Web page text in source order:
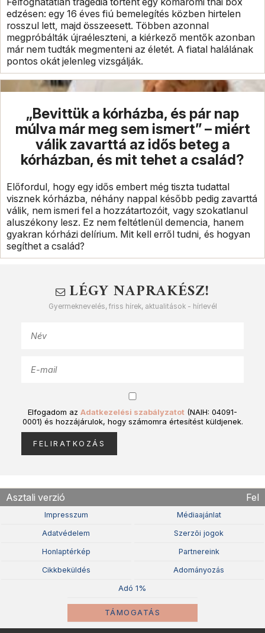
edzésen: egy 16 éves fiú bemelegítés közben hirtelen
rosszul lett, majd összeesett. Többen azonnal
megpróbálták újraéleszteni, a kiérkező mentők azonban
már nem tudták megmenteni az életét. A fiatal halálának
pontos okát jelenleg vizsgálják.
„Bevittük a kórházba, és pár nap
múlva már meg sem ismert” – miért
válik zavarttá az idős beteg a
kórházban, és mit tehet a család?
Előfordul, hogy egy idős embert még tiszta tudattal
visznek kórházba, néhány nappal később pedig zavarttá
válik, nem ismeri fel a hozzátartozóit, vagy szokatlanul
aluszékony lesz. Ez nem feltétlenül demencia, hanem
gyakran kórházi delírium. Mit kell erről tudni, és hogyan
segíthet a család?
LÉGY NAPRAKÉSZ!
Gyermeknevelés, friss hírek, aktualitások - hírlevél
Elfogadom az Adatkezelési szabályzatot (NAIH: 04091-
0001) és hozzájárulok, hogy számomra értesítést küldjenek.
Asztali verzió Fel
Impresszum Médiaajánlat
Adatvédelem Szerzõi jogok
Honlaptérkép Partnereink
Cikkbeküldés Adományozás
Adó 1%
TÁMOGATÁS